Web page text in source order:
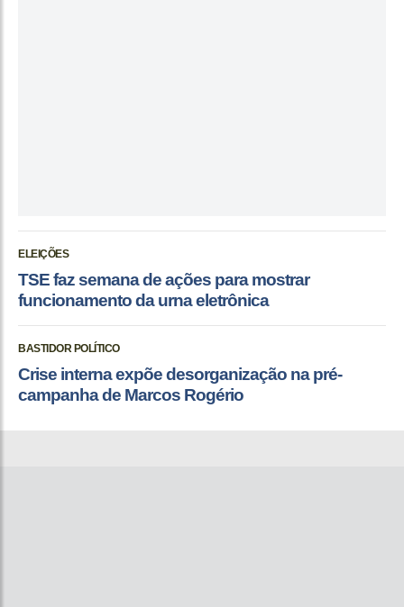
ELEIÇÕES
TSE faz semana de ações para mostrar
funcionamento da urna eletrônica
BASTIDOR POLÍTICO
Crise interna expõe desorganização na pré-
campanha de Marcos Rogério